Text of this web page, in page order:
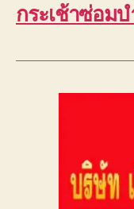
กระเช้าซ่อมบ